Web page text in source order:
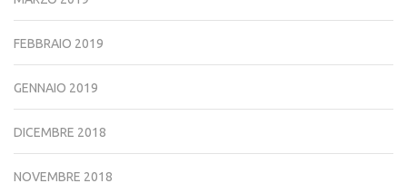
FEBBRAIO 2019
GENNAIO 2019
DICEMBRE 2018
NOVEMBRE 2018